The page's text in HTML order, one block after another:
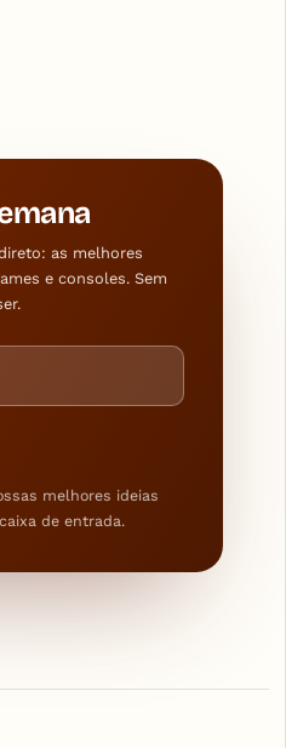
as melhores
e consoles. Sem
melhores ideias
de entrada.